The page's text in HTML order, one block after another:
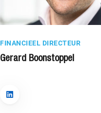
FINANCIEEL DIRECTEUR
Gerard Boonstoppel